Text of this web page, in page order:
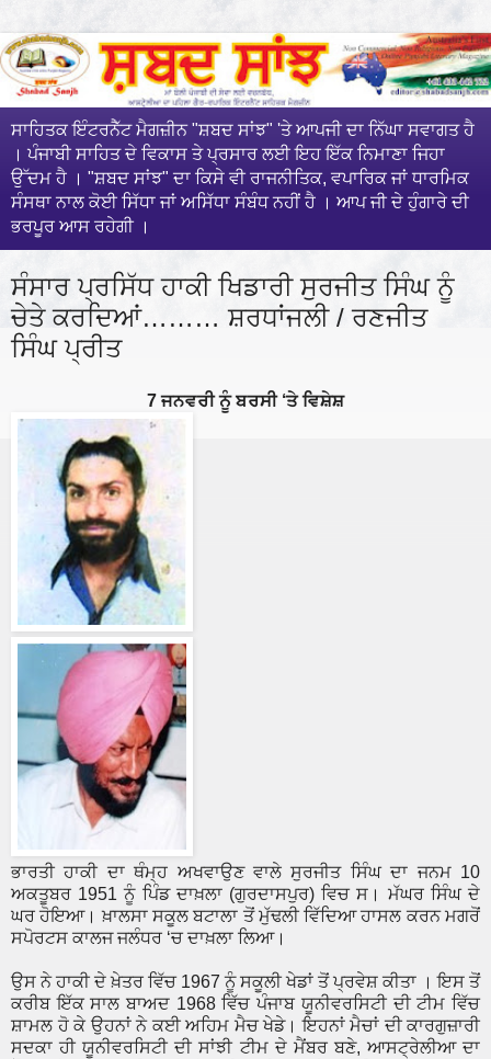
ਸਾਹਿਤਕ ਇੰਟਰਨੈੱਟ ਮੈਗਜ਼ੀਨ "ਸ਼ਬਦ ਸਾਂਝ" 'ਤੇ ਆਪਜੀ ਦਾ ਨਿੱਘਾ ਸਵਾਗਤ ਹੈ
। ਪੰਜਾਬੀ ਸਾਹਿਤ ਦੇ ਵਿਕਾਸ ਤੇ ਪ੍ਰਸਾਰ ਲਈ ਇਹ ਇੱਕ ਨਿਮਾਣਾ ਜਿਹਾ
ਉੱਦਮ ਹੈ । "ਸ਼ਬਦ ਸਾਂਝ" ਦਾ ਕਿਸੇ ਵੀ ਰਾਜਨੀਤਿਕ, ਵਪਾਰਿਕ ਜਾਂ ਧਾਰਮਿਕ
ਸੰਸਥਾ ਨਾਲ ਕੋਈ ਸਿੱਧਾ ਜਾਂ ਅਸਿੱਧਾ ਸੰਬੰਧ ਨਹੀਂ ਹੈ । ਆਪ ਜੀ ਦੇ ਹੁੰਗਾਰੇ ਦੀ
ਭਰਪੂਰ ਆਸ ਰਹੇਗੀ ।
ਸੰਸਾਰ ਪ੍ਰਸਿੱਧ ਹਾਕੀ ਖਿਡਾਰੀ ਸੁਰਜੀਤ ਸਿੰਘ ਨੂੰ
ਚੇਤੇ ਕਰਦਿਆਂ……… ਸ਼ਰਧਾਂਜਲੀ / ਰਣਜੀਤ
ਸਿੰਘ ਪ੍ਰੀਤ
7 ਜਨਵਰੀ ਨੂੰ ਬਰਸੀ ‘ਤੇ ਵਿਸ਼ੇਸ਼
ਭਾਰਤੀ ਹਾਕੀ ਦਾ ਥੰਮ੍ਹ ਅਖਵਾਉਣ ਵਾਲੇ ਸੁਰਜੀਤ ਸਿੰਘ ਦਾ ਜਨਮ 10
ਅਕਤੂਬਰ 1951 ਨੂੰ ਪਿੰਡ ਦਾਖ਼ਲਾ (ਗੁਰਦਾਸਪੁਰ) ਵਿਚ ਸ। ਮੱਘਰ ਸਿੰਘ ਦੇ
ਘਰ ਹੋਇਆ। ਖ਼ਾਲਸਾ ਸਕੂਲ ਬਟਾਲਾ ਤੋਂ ਮੁੱਢਲੀ ਵਿੱਦਿਆ ਹਾਸਲ ਕਰਨ ਮਗਰੋਂ
ਸਪੋਰਟਸ ਕਾਲਜ ਜਲੰਧਰ ‘ਚ ਦਾਖ਼ਲਾ ਲਿਆ।
ਉਸ ਨੇ ਹਾਕੀ ਦੇ ਖ਼ੇਤਰ ਵਿੱਚ 1967 ਨੂੰ ਸਕੂਲੀ ਖੇਡਾਂ ਤੋਂ ਪ੍ਰਵੇਸ਼ ਕੀਤਾ । ਇਸ ਤੋਂ
ਕਰੀਬ ਇੱਕ ਸਾਲ ਬਾਅਦ 1968 ਵਿੱਚ ਪੰਜਾਬ ਯੂਨੀਵਰਸਿਟੀ ਦੀ ਟੀਮ ਵਿੱਚ
ਸ਼ਾਮਲ ਹੋ ਕੇ ਉਹਨਾਂ ਨੇ ਕਈ ਅਹਿਮ ਮੈਚ ਖੇਡੇ। ਇਹਨਾਂ ਮੈਚਾਂ ਦੀ ਕਾਰਗੁਜ਼ਾਰੀ
ਸਦਕਾ ਹੀ ਯੂਨੀਵਰਸਿਟੀ ਦੀ ਸਾਂਝੀ ਟੀਮ ਦੇ ਮੈਂਬਰ ਬਣੇ, ਆਸਟ੍ਰੇਲੀਆ ਦਾ